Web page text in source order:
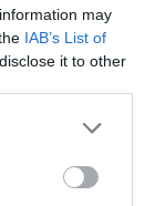
may
IAB’s List of
it to other
more Google
may click to
party tags to
que 92%